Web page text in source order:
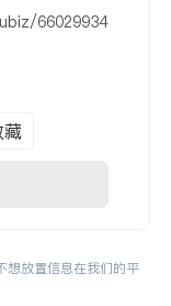
66029934
藏
想放置信息在我们的平